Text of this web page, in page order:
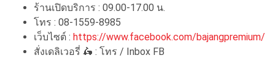
ร้านเปิดบริการ : 09.00-17.00 น.
โทร : 08-1559-8985
เว็บไซต์ : https://www.facebook.com/bajangpremium/
สั่งเดลิเวอรี่ 🛵 : โทร / Inbox FB